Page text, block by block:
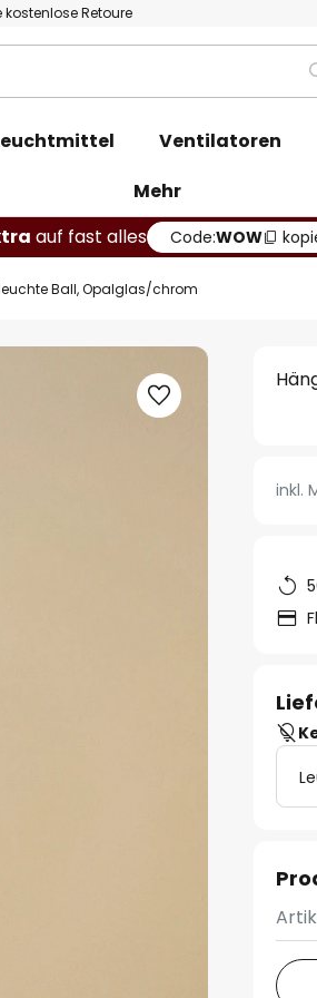
kostenlose Retoure
Ventilatoren
Mehr
auf fast alles Code:WOW
Ball, Opalglas/chrom
inkl.